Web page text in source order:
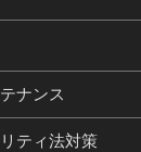
ナンス
ティ法対策